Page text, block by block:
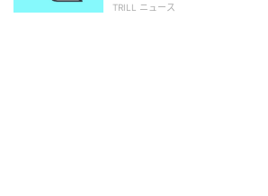
TRILL ニュース